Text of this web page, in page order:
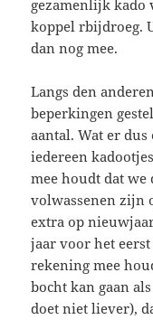
gezamenlijk
koppel rbijdroeg.
dan nog mee.
Langs den
beperkingen
aantal. Wat er
iedereen
mee houdt dat we
volwassenen zijn
extra op
jaar voor het
rekening mee
bocht kan gaan
doet niet liever),